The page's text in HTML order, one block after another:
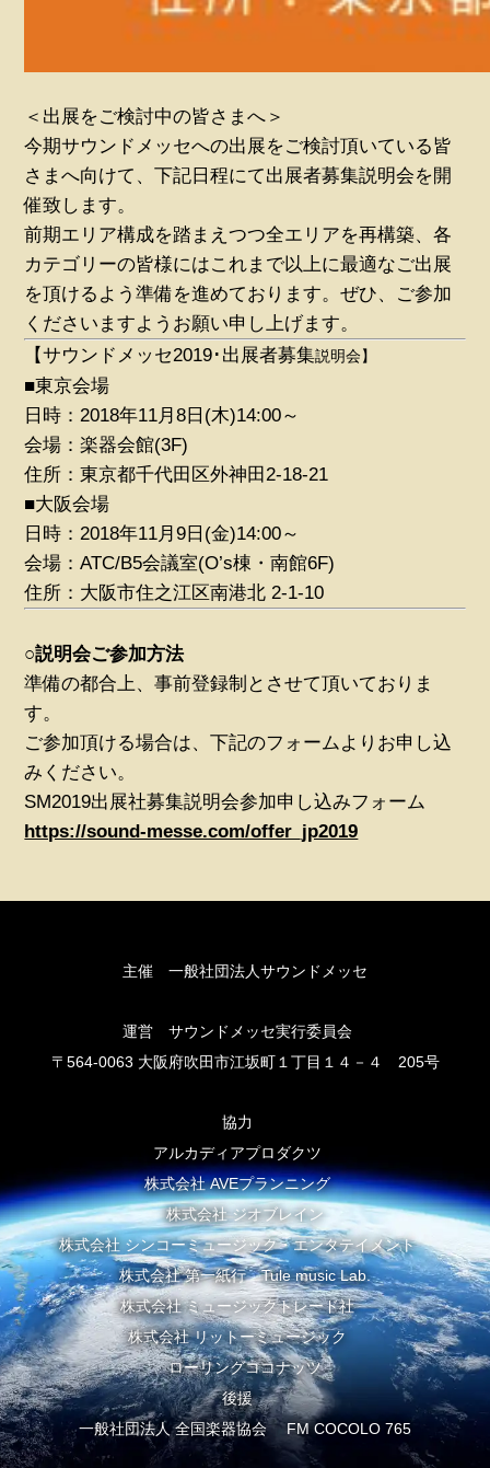
＜出展をご検討中の皆さまへ＞
今期サウンドメッセへの出展をご検討頂いている皆
さまへ向けて、下記日程にて出展者募集説明会を開
催致します。
前期エリア構成を踏まえつつ全エリアを再構築、各
カテゴリーの皆様にはこれまで以上に最適なご出展
を頂けるよう準備を進めております。ぜひ、ご参加
くださいますようお願い申し上げます。
【サウンドメッセ2019･出展者募集説明会】
■東京会場
日時：2018年11月8日(木)14:00～
会場：楽器会館(3F)
住所：東京都千代田区外神田2-18-21
■大阪会場
日時：2018年11月9日(金)14:00～
会場：ATC/B5会議室(O’s棟・南館6F)
住所：大阪市住之江区南港北 2-1-10
○説明会ご参加方法
準備の都合上、事前登録制とさせて頂いておりま
す。
ご参加頂ける場合は、下記のフォームよりお申し込
みください。
SM2019出展社募集説明会参加申し込みフォーム
https://sound-messe.com/offer_jp2019
主催 一般社団法人サウンドメッセ
運営 サウンドメッセ実行委員会
〒564-0063 大阪府吹田市江坂町１丁目１４－４ 205号
協力
アルカディアプロダクツ
株式会社 AVEプランニング
株式会社 ジオブレイン
株式会社 シンコーミュージック・エンタテイメント
株式会社 第一紙行 Tule music Lab.
株式会社 ミュージックトレード社
株式会社 リットーミュージック
ローリングココナッツ
後援
一般社団法人 全国楽器協会 FM COCOLO 765